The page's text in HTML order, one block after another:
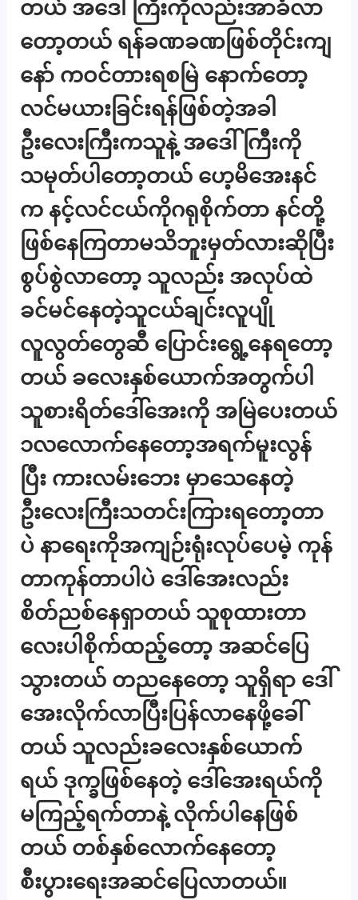
တယ် အဒေါ်ကြီးကိုလည်းအာခံလာ
တော့တယ် ရန်ခဏခဏဖြစ်တိုင်းကျ
နော် ကဝင်တားရစမြဲ နောက်တော့
လင်မယားခြင်းရန်ဖြစ်တဲ့အခါ
ဦးလေးကြီးကသူနဲ့ အဒေါ်ကြီးကို
သမုတ်ပါတော့တယ် ဟေ့မိအေးနင်
က နင့်လင်ငယ်ကိုဂရုစိုက်တာ နင်တို့
ဖြစ်နေကြတာမသိဘူးမှတ်လားဆိုပြီး
စွပ်စွဲလာတော့ သူလည်း အလုပ်ထဲ
ခင်မင်နေတဲ့သူငယ်ချင်းလူပျို
လူလွတ်တွေဆီ ပြောင်းရွေ့နေရတော့
တယ် ခလေးနှစ်ယောက်အတွက်ပါ
သူစားရိတ်ဒေါ်အေးကို အမြဲပေးတယ်
၁လလောက်နေတော့အရက်မူးလွန်
ပြီး ကားလမ်းဘေး မှာသေနေတဲ့
ဦးလေးကြီးသတင်းကြားရတော့တာ
ပဲ နာရေးကိုအကျဉ်းရုံးလုပ်ပေမဲ့ ကုန်
တာကုန်တာပါပဲ ဒေါ်အေးလည်း
စိတ်ညစ်နေရှာတယ် သူစုထားတာ
လေးပါစိုက်ထည့်တော့ အဆင်ပြေ
သွားတယ် တညနေတော့ သူရှိရာ ဒေါ်
အေးလိုက်လာပြီးပြန်လာနေဖို့ခေါ်
တယ် သူလည်းခလေးနှစ်ယောက်
ရယ် ဒုက္ခဖြစ်နေတဲ့ ဒေါ်အေးရယ်ကို
မကြည့်ရက်တာနဲ့ လိုက်ပါနေဖြစ်
တယ် တစ်နှစ်လောက်နေတော့
စီးပွားရေးအဆင်ပြေလာတယ်။